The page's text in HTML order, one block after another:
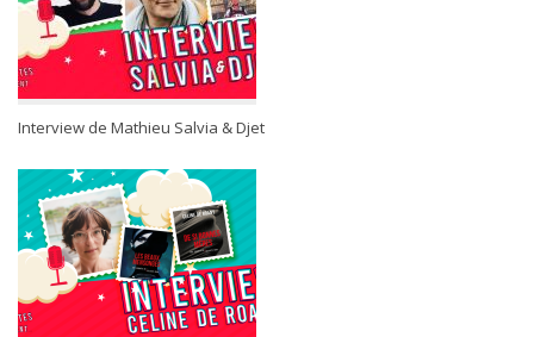
Interview de Mathieu Salvia & Djet